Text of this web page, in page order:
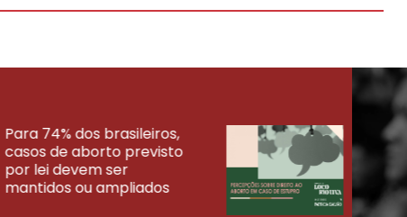
Para 74% dos brasileiros,
casos de aborto previsto
por lei devem ser
mantidos ou ampliados